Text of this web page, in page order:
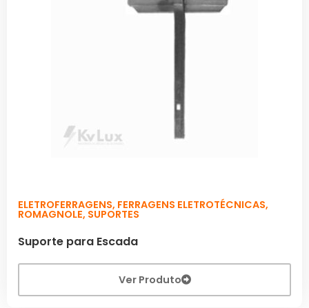
ELETROFERRAGENS, FERRAGENS ELETROTÉCNICAS,
ROMAGNOLE, SUPORTES
Suporte para Escada
Ver Produto